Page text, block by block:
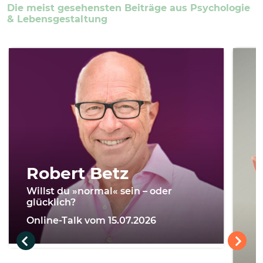
Die meist gesehensten Beiträge aus Psychologie
& Lebensgestaltung
Robert Betz
Willst du »normal« sein – oder
glücklich?
Online-Talk vom 15.07.2026